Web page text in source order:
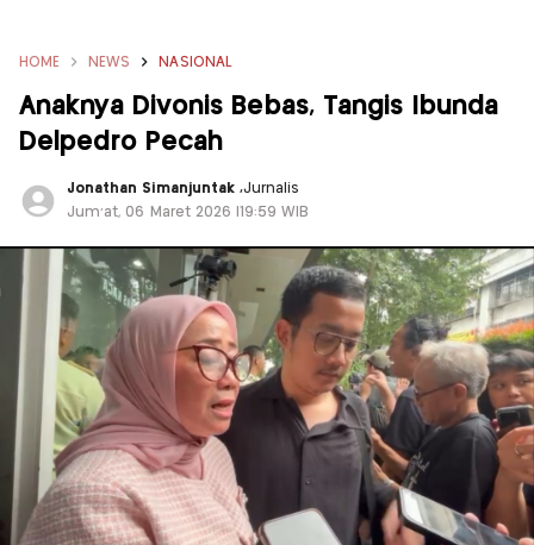
HOME NEWS NASIONAL
Anaknya Divonis Bebas, Tangis Ibunda
Delpedro Pecah
Jonathan Simanjuntak,Jurnalis
Jum'at, 06 Maret 2026 |19:59 WIB